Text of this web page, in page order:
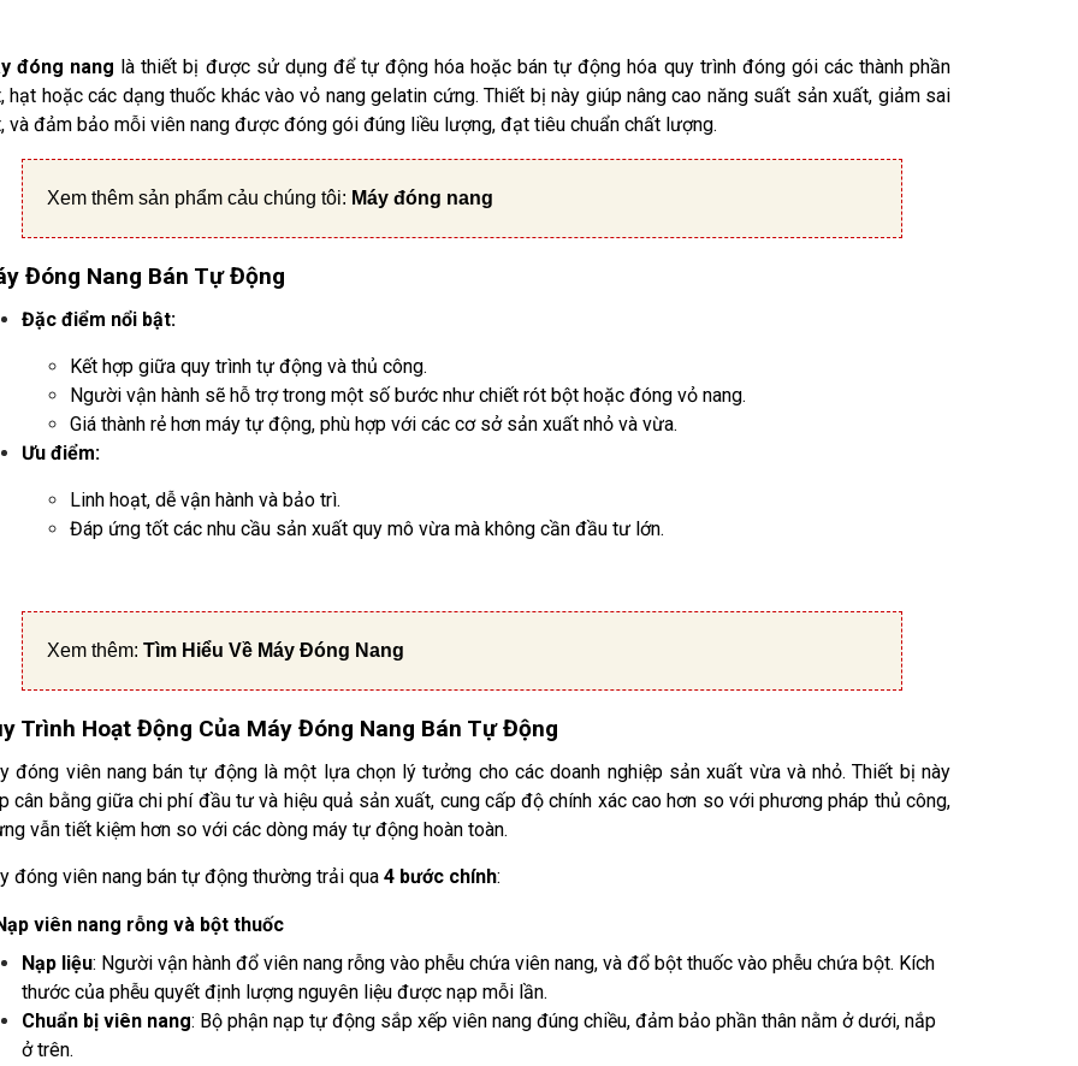
đóng nang là thiết bị được sử dụng để tự động hóa hoặc bán tự động hóa quy trình đóng gói các thành phần
hạt hoặc các dạng thuốc khác vào vỏ nang gelatin cứng. Thiết bị này giúp nâng cao năng suất sản xuất, giảm sai
và đảm bảo mỗi viên nang được đóng gói đúng liều lượng, đạt tiêu chuẩn chất lượng.
Xem thêm sản phẩm cảu chúng tôi: Máy đóng nang
Đóng Nang Bán Tự Động
Đặc điểm nổi bật:
Kết hợp giữa quy trình tự động và thủ công.
Người vận hành sẽ hỗ trợ trong một số bước như chiết rót bột hoặc đóng vỏ nang.
Giá thành rẻ hơn máy tự động, phù hợp với các cơ sở sản xuất nhỏ và vừa.
Ưu điểm:
Linh hoạt, dễ vận hành và bảo trì.
Đáp ứng tốt các nhu cầu sản xuất quy mô vừa mà không cần đầu tư lớn.
Xem thêm: Tìm Hiểu Về Máy Đóng Nang
Trình Hoạt Động Của Máy Đóng Nang Bán Tự Động
đóng viên nang bán tự động là một lựa chọn lý tưởng cho các doanh nghiệp sản xuất vừa và nhỏ. Thiết bị này
cân bằng giữa chi phí đầu tư và hiệu quả sản xuất, cung cấp độ chính xác cao hơn so với phương pháp thủ công,
vẫn tiết kiệm hơn so với các dòng máy tự động hoàn toàn.
đóng viên nang bán tự động thường trải qua 4 bước chính:
viên nang rỗng và bột thuốc
Nạp liệu: Người vận hành đổ viên nang rỗng vào phễu chứa viên nang, và đổ bột thuốc vào phễu chứa bột. Kích
thước của phễu quyết định lượng nguyên liệu được nạp mỗi lần.
Chuẩn bị viên nang: Bộ phận nạp tự động sắp xếp viên nang đúng chiều, đảm bảo phần thân nằm ở dưới, nắp
ở trên.